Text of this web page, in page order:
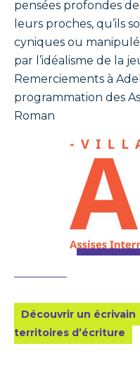
pensées profondes
leurs proches, qu’ils
cyniques ou
par l’idéalisme de la
Remerciements à
programmation des
Roman
Découvrir un écrivain
territoires d’écriture